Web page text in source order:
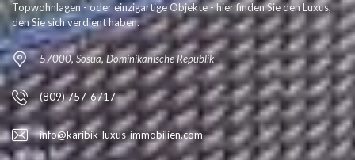
Topwohnlagen - oder einzigartige Objekte - hier finden Sie den Luxus,
den Sie sich verdient haben.
57000, Sosua, Dominikanische Republik
(809) 757-6717
info@karibik-luxus-immobilien.com